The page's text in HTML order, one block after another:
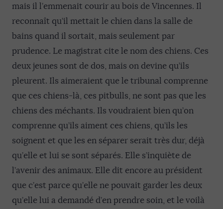
mais il l’emmenait courir au bois de Vincennes. Il
reconnaît qu’il mettait le chien dans la salle de
bains quand il sortait, mais seulement par
prudence. Le magistrat cite le nom des chiens. Ces
deux jeunes sont de dos, mais on devine qu’ils
pleurent. Ils aimeraient que le tribunal comprenne
que ces chiens-là, ces pitbulls, ne sont pas que les
chiens des méchants. Ils voudraient bien qu’on
comprenne qu’ils aiment ces chiens, qu’ils les
soignent et que les en séparer serait très dur, déjà
qu’elle et lui se sont séparés. Elle s’inquiète de
l’avenir des animaux. Elle dit encore au président
que c’est parce qu’elle ne pouvait garder les deux
qu’elle lui a demandé d’en prendre soin, et le voilà